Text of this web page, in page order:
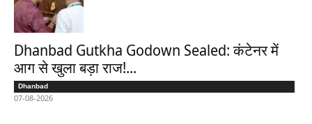
Dhanbad Gutkha Godown Sealed: कंटेनर में
आग से खुला बड़ा राज!...
Dhanbad
07-08-2026